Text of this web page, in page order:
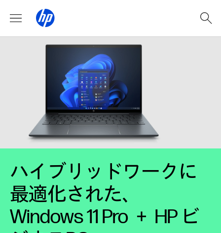
ハイブリッドワークに
最適化された、
Windows 11 Pro ＋ HP ビ